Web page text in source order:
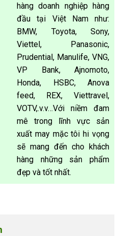
hàng doanh nghiệp hàng
đầu tại Việt Nam như:
BMW, Toyota, Sony,
Viettel, Panasonic,
Prudential, Manulife, VNG,
VP Bank, Ajnomoto,
Honda, HSBC, Anova
feed, REX, Viettravel,
VOTV,.v.v…Với niềm đam
mê trong lĩnh vực sản
xuất may mặc tôi hi vọng
sẽ mang đến cho khách
hàng những sản phẩm
đẹp và tốt nhất.